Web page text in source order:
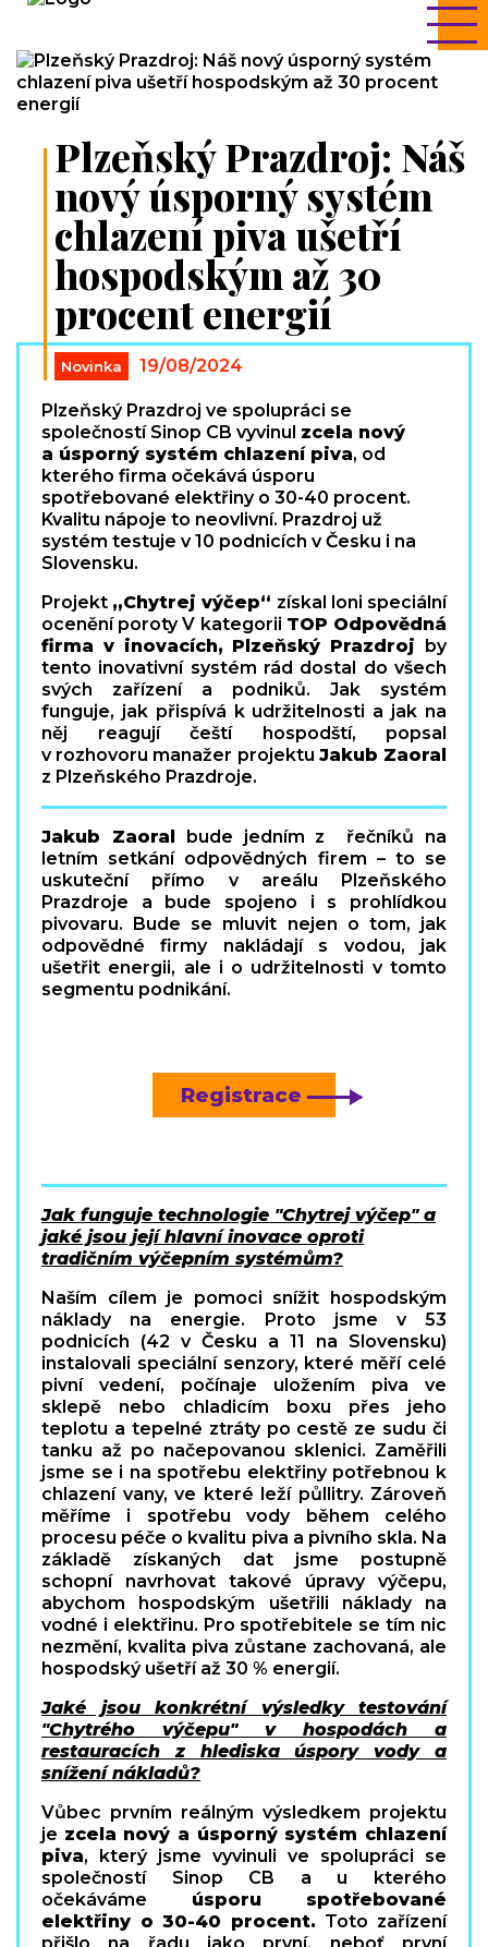
Plzeňský Prazdroj: Náš
nový úsporný systém
chlazení piva ušetří
hospodským až 30
procent energií
Novinka 19/08/2024
Plzeňský Prazdroj ve spolupráci se
společností Sinop CB vyvinul zcela nový
a úsporný systém chlazení piva, od
kterého firma očekává úsporu
spotřebované elektřiny o 30-40 procent.
Kvalitu nápoje to neovlivní. Prazdroj už
systém testuje v 10 podnicích v Česku i na
Slovensku.
Projekt „Chytrej výčep“ získal loni speciální
ocenění poroty V kategorii TOP Odpovědná
firma v inovacích, Plzeňský Prazdroj by
tento inovativní systém rád dostal do všech
svých zařízení a podniků. Jak systém
funguje, jak přispívá k udržitelnosti a jak na
něj reagují čeští hospodští, popsal
v rozhovoru manažer projektu Jakub Zaoral
z Plzeňského Prazdroje.
Jakub Zaoral bude jedním z řečníků na
letním setkání odpovědných firem – to se
uskuteční přímo v areálu Plzeňského
Prazdroje a bude spojeno i s prohlídkou
pivovaru. Bude se mluvit nejen o tom, jak
odpovědné firmy nakládají s vodou, jak
ušetřit energii, ale i o udržitelnosti v tomto
segmentu podnikání.
Registrace
Jak funguje technologie "Chytrej výčep" a
jaké jsou její hlavní inovace oproti
tradičním výčepním systémům?
Naším cílem je pomoci snížit hospodským
náklady na energie. Proto jsme v 53
podnicích (42 v Česku a 11 na Slovensku)
instalovali speciální senzory, které měří celé
pivní vedení, počínaje uložením piva ve
sklepě nebo chladicím boxu přes jeho
teplotu a tepelné ztráty po cestě ze sudu či
tanku až po načepovanou sklenici. Zaměřili
jsme se i na spotřebu elektřiny potřebnou k
chlazení vany, ve které leží půllitry. Zároveň
měříme i spotřebu vody během celého
procesu péče o kvalitu piva a pivního skla. Na
základě získaných dat jsme postupně
schopní navrhovat takové úpravy výčepu,
abychom hospodským ušetřili náklady na
vodné i elektřinu. Pro spotřebitele se tím nic
nezmění, kvalita piva zůstane zachovaná, ale
hospodský ušetří až 30 % energií.
Jaké jsou konkrétní výsledky testování
"Chytrého výčepu" v hospodách a
restauracích z hlediska úspory vody a
snížení nákladů?
Vůbec prvním reálným výsledkem projektu
je zcela nový a úsporný systém chlazení
piva, který jsme vyvinuli ve spolupráci se
společností Sinop CB a u kterého
očekáváme úsporu spotřebované
elektřiny o 30-40 procent. Toto zařízení